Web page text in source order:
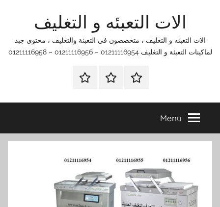
الات التعبئه و التغليف
الات التعبئه و التغليف ، متخصصون في التعبئة والتغليف ، محتوي جبد
لماكينات التعبئة و التغليف 01211116954 – 01211116956 – 01211116958
الرئيسيةاتصل
اتـصـل
في
التي
Menu